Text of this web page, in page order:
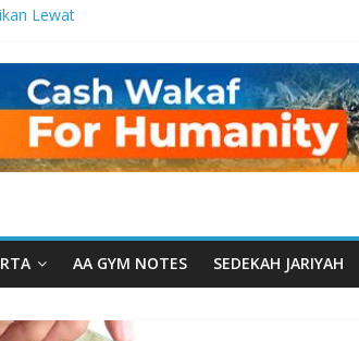
Lewat
Manfaat
dari Serua:
Yayasan
Tauhiid
Ketika
AA GYM NOTES SEDEKAH JARIYAH